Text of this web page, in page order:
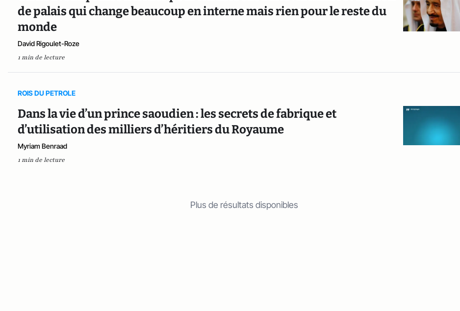
de palais qui change beaucoup en interne mais rien pour le reste du
monde
David Rigoulet-Roze
1 min de lecture
ROIS DU PETROLE
Dans la vie d’un prince saoudien : les secrets de fabrique et
d’utilisation des milliers d’héritiers du Royaume
Myriam Benraad
1 min de lecture
Plus de résultats disponibles